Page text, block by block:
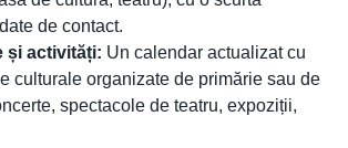
de contact.
și activități: Un calendar actualizat cu
culturale organizate de primărie sau de
spectacole de teatru, expoziții,